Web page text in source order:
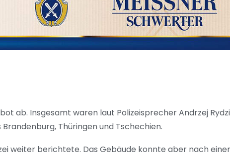
ab. Insgesamt waren laut Polizeisprecher Andrzej
Thüringen und Tschechien.
weiter berichtete. Das Gebäude konnte aber nach einer